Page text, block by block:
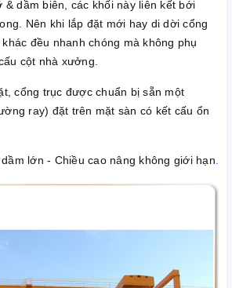
& dầm biên, các khối này liên kết bới
Nên khi lắp đặt mới hay di dời cổng
đều nhanh chóng mà không phụ
cột nhà xưởng.
cổng trục được chuẩn bị sẵn một
ray) đặt trên mặt sàn có kết cấu ổn
lớn - Chiều cao nâng không giới hạn